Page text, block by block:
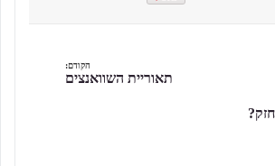
הקודם:
תאוריית השוואנצים